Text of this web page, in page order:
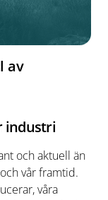
av
industri
och aktuell än
vår framtid.
våra